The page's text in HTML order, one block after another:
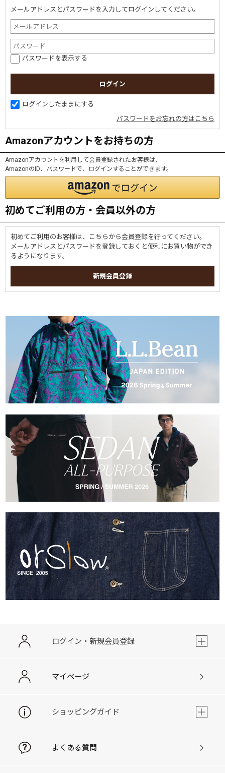
メールアドレスとパスワードを入力してログインしてください。
パスワードを表示する
ログインしたままにする
パスワードをお忘れの方はこちら
Amazonアカウントをお持ちの方
Amazonアカウントを利用して会員登録されたお客様は、
AmazonのID、パスワードで、ログインすることができます。
初めてご利用の方・会員以外の方
初めてご利用のお客様は、こちらから会員登録を行ってください。
メールアドレスとパスワードを登録しておくと便利にお買い物ができ
るようになります。
ログイン・新規会員登録
マイページ
ショッピングガイド
よくある質問